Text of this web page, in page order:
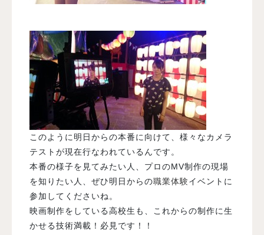
このように明日からの本番に向けて、様々なカメラ
テストが現在行なわれているんです。
本番の様子を見てみたい人、プロのMV制作の現場
を知りたい人、ぜひ明日からの職業体験イベントに
参加してくださいね。
映画制作をしている高校生も、これからの制作に生
かせる技術満載！必見です！！